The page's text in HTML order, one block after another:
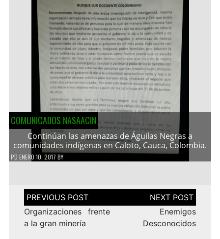
COMUNICADOS NASAACIN
Continúan las amenazas de Águilas Negras a
comunidades indígenas en Caloto, Cauca, Colombia.
PD ENERO 10, 2017 BY
Navegación
de
entradas
Organizaciones frente
a la gran minería
Enemigos
Desconocidos